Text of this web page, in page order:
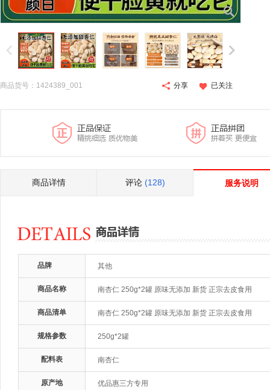
商品货号：1424389_001 分享 已关注
商品详情 评论 (128) 服务说明
品牌 其他
商品名称 南杏仁 250g*2罐 原味无添加 新货 正宗去皮食用
商品清单 南杏仁 250g*2罐 原味无添加 新货 正宗去皮食用
规格参数 250g*2罐
配料表 南杏仁
原产地 优品惠三方专用